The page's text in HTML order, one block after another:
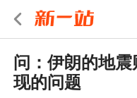
问：伊朗的地
现的问题